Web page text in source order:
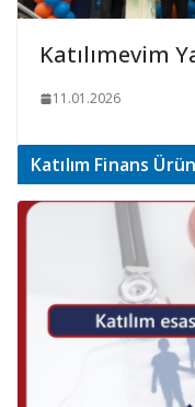
Katılımevim
11.01.2026
Katılım Finans